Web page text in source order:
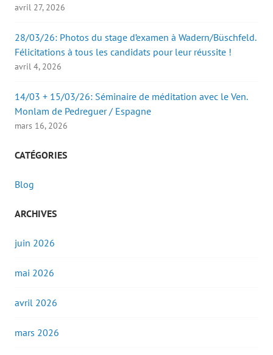
avril 27, 2026
28/03/26: Photos du stage d’examen à Wadern/Büschfeld.
Félicitations à tous les candidats pour leur réussite !
avril 4, 2026
14/03 + 15/03/26: Séminaire de méditation avec le Ven.
Monlam de Pedreguer / Espagne
mars 16, 2026
CATÉGORIES
Blog
ARCHIVES
juin 2026
mai 2026
avril 2026
mars 2026